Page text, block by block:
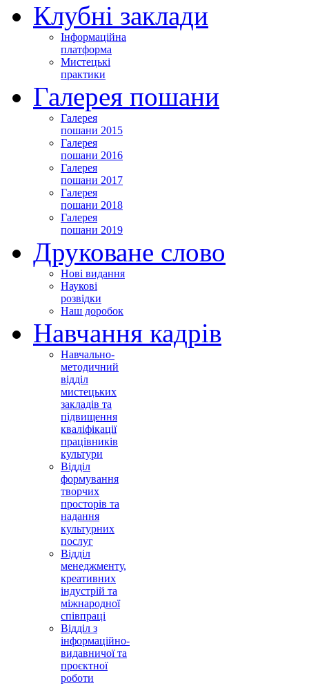
Клубні заклади
Інформаційна
платформа
Мистецькі
практики
Галерея пошани
Галерея
пошани 2015
Галерея
пошани 2016
Галерея
пошани 2017
Галерея
пошани 2018
Галерея
пошани 2019
Друковане слово
Нові видання
Наукові
розвідки
Наш доробок
Навчання кадрів
Навчально-
методичний
відділ
мистецьких
закладів та
підвищення
кваліфікації
працівників
культури
Відділ
формування
творчих
просторів та
надання
культурних
послуг
Відділ
менеджменту,
креативних
індустрій та
міжнародної
співпраці
Відділ з
інформаційно-
видавничої та
проєктної
роботи